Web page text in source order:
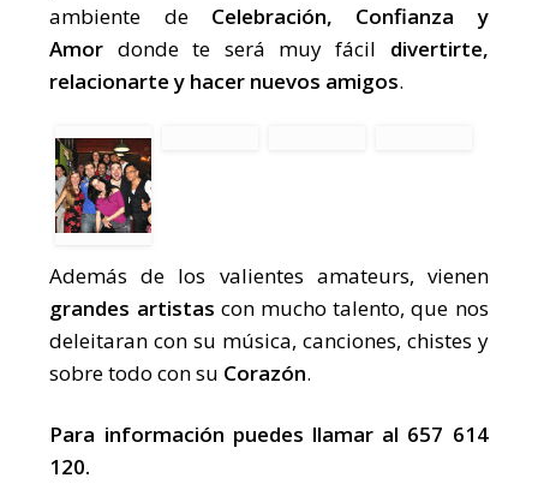
ambiente de Celebración, Confianza y
Amor donde te será muy fácil divertirte,
relacionarte y hacer nuevos amigos.
Además de los valientes amateurs, vienen
grandes artistas con mucho talento, que nos
deleitaran con su música, canciones, chistes y
sobre todo con su Corazón.
Para información puedes llamar al 657 614
120.